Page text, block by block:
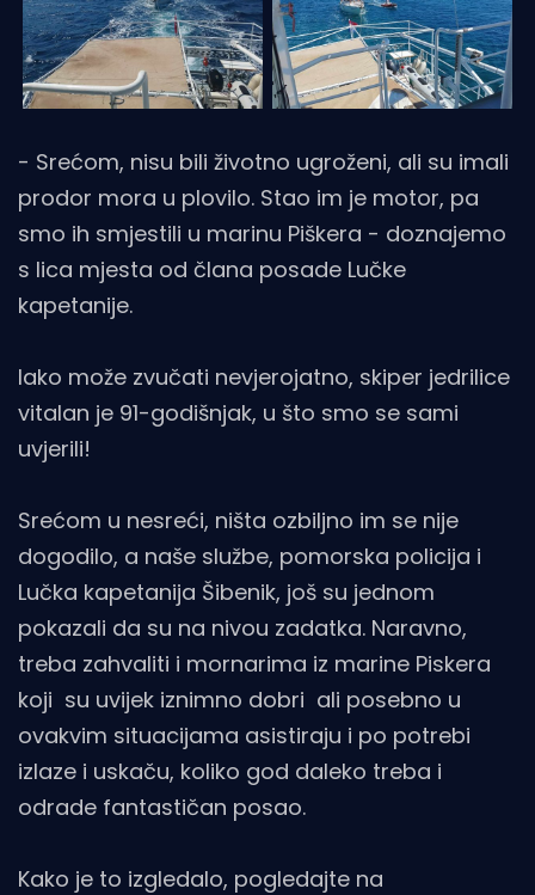
- Srećom, nisu bili životno ugroženi, ali su imali
prodor mora u plovilo. Stao im je motor, pa
smo ih smjestili u marinu Piškera - doznajemo
s lica mjesta od člana posade Lučke
kapetanije.
Iako može zvučati nevjerojatno, skiper jedrilice
vitalan je 91-godišnjak, u što smo se sami
uvjerili!
Srećom u nesreći, ništa ozbiljno im se nije
dogodilo, a naše službe, pomorska policija i
Lučka kapetanija Šibenik, još su jednom
pokazali da su na nivou zadatka. Naravno,
treba zahvaliti i mornarima iz marine Piskera
koji su uvijek iznimno dobri ali posebno u
ovakvim situacijama asistiraju i po potrebi
izlaze i uskaču, koliko god daleko treba i
odrade fantastičan posao.
Kako je to izgledalo, pogledajte na